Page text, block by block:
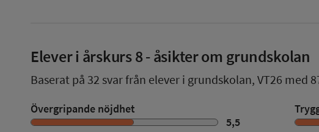
Elever i årskurs 8- åsikter om grundskolan
Baserat på 32 svar från elever i grundskolan, VT26 med
Övergripande nöjdhet
5,5